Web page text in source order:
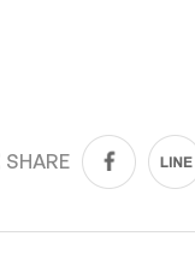
SHARE